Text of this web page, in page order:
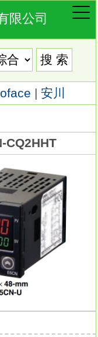
限公司
| 安川
CQ2HHT